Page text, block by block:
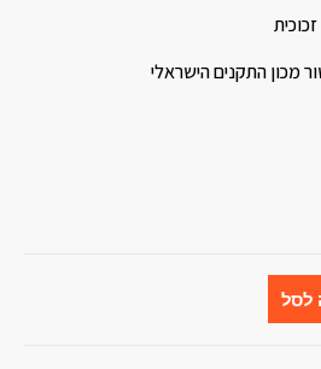
מכון התקנים הישראלי
לסל